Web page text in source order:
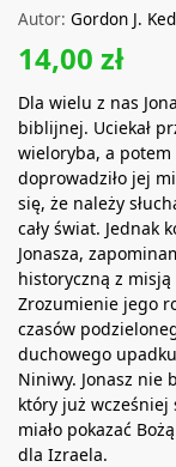
Autor: Gordon J.
14,00 zł
Dla wielu z nas
biblijnej. Uciekał
wieloryba, a potem
doprowadziło jej
się, że należy
cały świat. Jednak
Jonasza,
historyczną z
Zrozumienie jego
czasów
duchowego
Niniwy. Jonasz nie
który już wcześniej
miało pokazać
dla Izraela.